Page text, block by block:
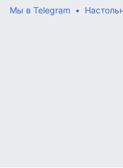
Мы в Telegram